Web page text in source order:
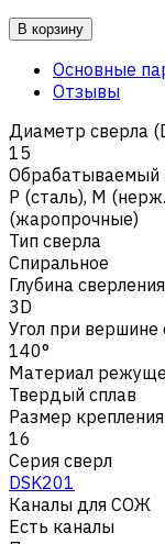
В корзину
Основные
Отзывы
Диаметр сверла
15
Обрабатываемый
Р (сталь), M
(жаропрочные)
Тип сверла
Спиральное
Глубина сверления
3D
Угол при вершине
140°
Материал
Твердый сплав
Размер
16
Серия сверл
DSK201
Каналы для СОЖ
Есть каналы